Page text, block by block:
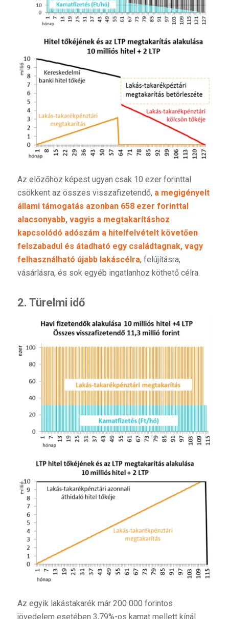
Az előzőhöz képest ugyan csak 10 ezer forinttal
csökkent az összes visszafizetendő, a megigényelt
állami támogatás azonban 658 ezer forinttal
alacsonyabb, vagyis a megtakarításhoz
kapcsolódó adószám a hitelfelvételt követően
felszabadul és átadható egy családtagnak, vagy
felhasználható újabb lakáscélra, felújításra,
vásárlásra, és sok egyéb ingatlanhoz köthető célra.
2. Türelmi idő
Az egyik lakástakarék már 200 000 forintos
jövedelem esetében 3,79%-os kamat mellett kínál